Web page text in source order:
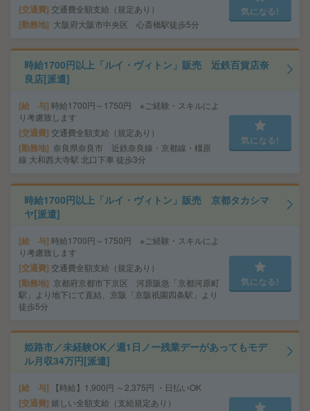
交通費 交通費全額支給（規定あり）
勤務地 大阪府大阪市中央区 心斎橋駅徒歩5分
気になる!
時給1700円以上「ルイ・ヴィトン」販売 近鉄百貨店奈
良店[派遣]
給 与 時給1700円～1750円 ※ご経験・スキルによ
り考慮致します
交通費 交通費全額支給（規定あり）
勤務地
奈良県奈良市 近鉄奈良線・京都線・橿原
線 大和西大寺駅 北口下車 徒歩3分
気になる!
時給1700円以上「ルイ・ヴィトン」販売 京都タカシマ
ヤ[派遣]
給 与 時給1700円～1750円 ※ご経験・スキルによ
り考慮致します
交通費 交通費全額支給（規定あり）
勤務地
京都府京都市下京区 河原阪急「京都河原町
駅」より地下にて直結、京阪「京阪祇園四条駅」より
徒歩5分
気になる!
姫路市／未経験OK／週1日ノー残業デーがあってもモデ
ル月収34万円[派遣]
給 与 【時給】1,900円 ～2,375円 ・日払いOK
交通費 嬉しい全額支給（支給規定あり）